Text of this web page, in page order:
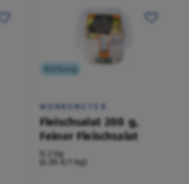
Kühlung
WONNEMEYER
Fleischsalat 200 g,
Feiner Fleischsalat
0,2 kg
(4,95 €/1 kg)